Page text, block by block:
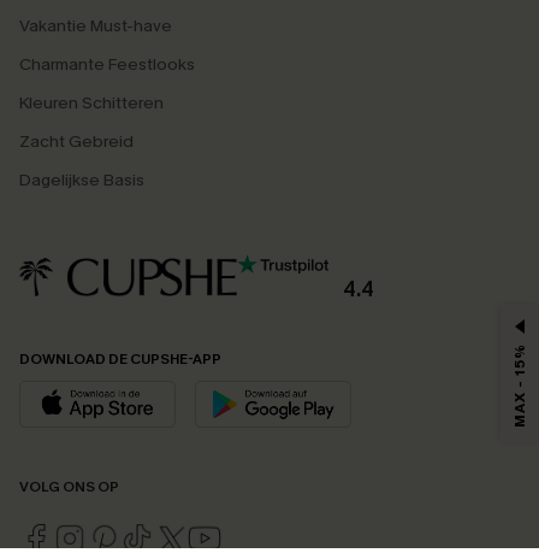
Vakantie Must-have
Charmante Feestlooks
Kleuren Schitteren
Zacht Gebreid
Dagelijkse Basis
4.4
DOWNLOAD DE CUPSHE-APP
VOLG ONS OP
MAX - 15%